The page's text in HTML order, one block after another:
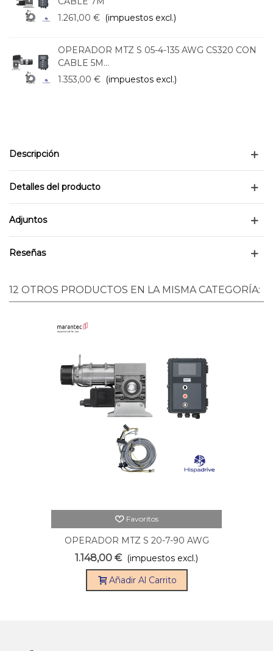
1.261,00 € (impuestos excl.)
OPERADOR MTZ S 05-4-135 AWG CS320 CON
CABLE 5M...
1.353,00 € (impuestos excl.)
Descripción
Detalles del producto
Adjuntos
Reseñas
12 OTROS PRODUCTOS EN LA MISMA CATEGORÍA:
Favoritos
OPERADOR MTZ S 20-7-90 AWG
CS320 CON CABLE 5M (Eje De 30
Mm)
1.148,00 € (impuestos excl.)
Añadir Al Carrito